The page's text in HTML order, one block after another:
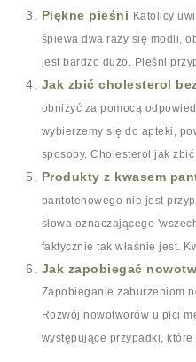
Piękne pieśni Katolicy
śpiewa dwa razy się modli,
jest bardzo dużo. Pieśni
Jak zbić cholesterol
obniżyć za pomocą
wybierzemy się do apteki,
sposoby. Cholesterol jak zbić
Produkty z kwasem
pantotenowego nie jest
słowa oznaczającego
faktycznie tak właśnie jest.
Jak zapobiegać
Zapobieganie zaburzeniom
Rozwój nowotworów u płci
występujące przypadki, które